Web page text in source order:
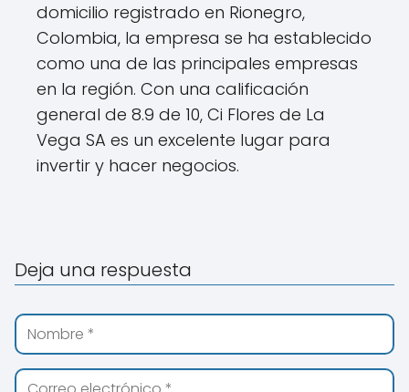
domicilio registrado en Rionegro,
Colombia, la empresa se ha establecido
como una de las principales empresas
en la región. Con una calificación
general de 8.9 de 10, Ci Flores de La
Vega SA es un excelente lugar para
invertir y hacer negocios.
Deja una respuesta